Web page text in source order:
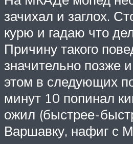
зачихал и заглох.
курю и гадаю что
Причину такого
значительно позже
этом в следующих
минут 10 попинал
ожил (быстрее-
Варшавку, нафиг с